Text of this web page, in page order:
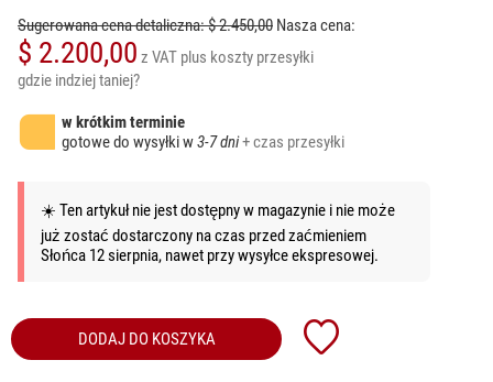
Sugerowana cena detaliczna: $ 2.450,00 Nasza cena:
$ 2.200,00 z VAT plus koszty przesyłki
gdzie indziej taniej?
w krótkim terminie
gotowe do wysyłki w3-7 dni+ czas przesyłki
☀️ Ten artykuł nie jest dostępny w magazynie i nie może
już zostać dostarczony na czas przed zaćmieniem
Słońca 12 sierpnia, nawet przy wysyłce ekspresowej.
DODAJ DO KOSZYKA